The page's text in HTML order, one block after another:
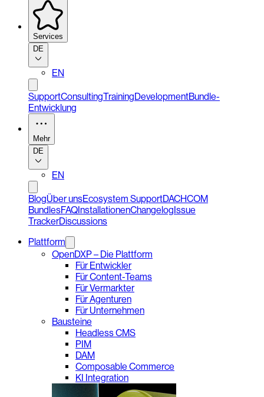
Services
DE
EN
SupportConsultingTrainingDevelopmentBundle-
Entwicklung
Mehr
DE
EN
BlogÜber unsEcosystem SupportDACHCOM
BundlesFAQInstallationenChangelogIssue
TrackerDiscussions
Plattform
OpenDXP – Die Plattform
Für Entwickler
Für Content-Teams
Für Vermarkter
Für Agenturen
Für Unternehmen
Bausteine
Headless CMS
PIM
DAM
Composable Commerce
KI Integration